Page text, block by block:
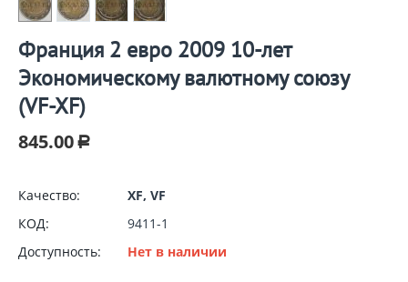
Франция 2 евро 2009 10-лет
Экономическому валютному союзу
(VF-XF)
845.00 Р
Качество:
XF, VF
КОД:
9411-1
Доступность:
Нет в наличии